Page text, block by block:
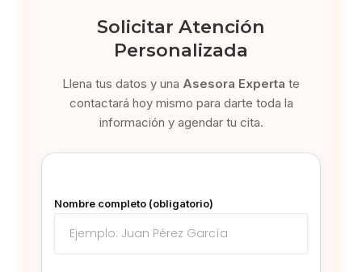
Solicitar Atención
Personalizada
Llena tus datos y una Asesora Experta te
contactará hoy mismo para darte toda la
información y agendar tu cita.
Nombre completo (obligatorio)